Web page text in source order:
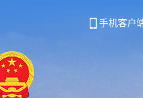
手机客户